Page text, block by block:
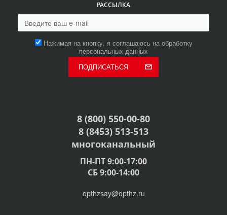
РАССЫЛКА
Нажимая на кнопку, я соглашаюсь на обработку
персональных данных
ПОДПИСАТЬСЯ
8 (800) 550-00-80
8 (8453) 513-513
многоканальный
ПН-ПТ 9:00-17:00
СБ 9:00-14:00
opthzsay@opthz.ru